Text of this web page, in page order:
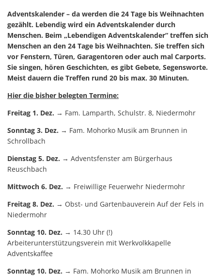
Adventskalender – da werden die 24 Tage bis Weihnachten
gezählt. Lebendig wird ein Adventskalender durch
Menschen. Beim „Lebendigen Adventskalender“ treffen sich
Menschen an den 24 Tage bis Weihnachten. Sie treffen sich
vor Fenstern, Türen, Garagentoren oder auch mal Carports.
Sie singen, hören Geschichten, es gibt Gebete, Segensworte.
Meist dauern die Treffen rund 20 bis max. 30 Minuten.
Hier die bisher belegten Termine:
Freitag 1. Dez. → Fam. Lamparth, Schulstr. 8, Niedermohr
Sonntag 3. Dez. → Fam. Mohorko Musik am Brunnen in
Schrollbach
Dienstag 5. Dez. → Adventsfenster am Bürgerhaus
Reuschbach
Mittwoch 6. Dez. → Freiwillige Feuerwehr Niedermohr
Freitag 8. Dez. → Obst- und Gartenbauverein Auf der Fels in
Niedermohr
Sonntag 10. Dez. → 14.30 Uhr (!)
Arbeiterunterstützungsverein mit Werkvolkkapelle
Adventskaffee
Sonntag 10. Dez. → Fam. Mohorko Musik am Brunnen in